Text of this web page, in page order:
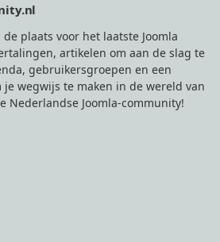
plaats voor het laatste Joomla
artikelen om aan de slag te
gebruikersgroepen en een
wegwijs te maken in de wereld van
Nederlandse Joomla-community!